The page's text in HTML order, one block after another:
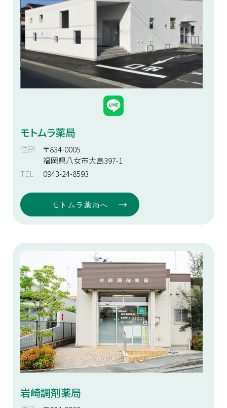
モトムラ薬局
住所
〒834-0005
福岡県八女市大島397-1
TEL
0943-24-8593
モトムラ薬局へ
岩崎調剤薬局